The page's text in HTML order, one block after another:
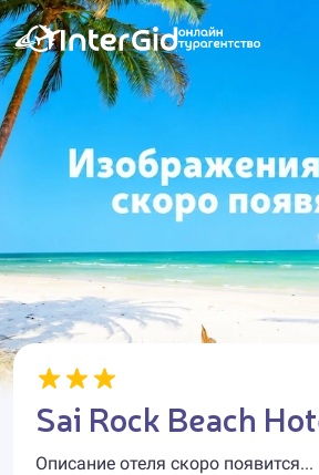
Sai Rock Beach
Описание отеля скоро появится...